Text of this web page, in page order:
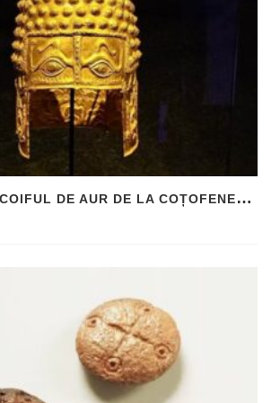
C
UM A AJUNS COIFUL DE AUR DE LA COȚOFENEȘTI ÎN PATRIMONIUL NAȚIONAL